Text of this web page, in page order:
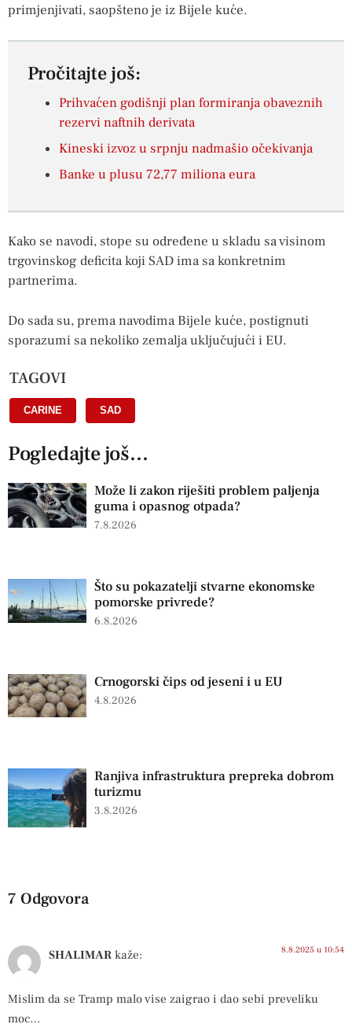
primjenjivati, saopšteno je iz Bijele kuće.
Pročitajte još:
Prihvaćen godišnji plan formiranja obaveznih
rezervi naftnih derivata
Kineski izvoz u srpnju nadmašio očekivanja
Banke u plusu 72,77 miliona eura
Kako se navodi, stope su određene u skladu sa visinom
trgovinskog deficita koji SAD ima sa konkretnim
partnerima.
Do sada su, prema navodima Bijele kuće, postignuti
sporazumi sa nekoliko zemalja uključujući i EU.
TAGOVI
CARINE SAD
Pogledajte još...
Može li zakon riješiti problem paljenja
guma i opasnog otpada?
7.8.2026
Što su pokazatelji stvarne ekonomske
pomorske privrede?
6.8.2026
Crnogorski čips od jeseni i u EU
4.8.2026
Ranjiva infrastruktura prepreka dobrom
turizmu
3.8.2026
7 Odgovora
SHALIMAR kaže: 8.8.2025 u 10:54
Mislim da se Tramp malo vise zaigrao i dao sebi preveliku
moc…